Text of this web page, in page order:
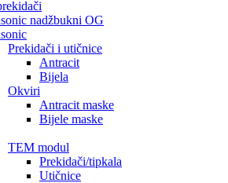
nadžbukni OG
Prekidači i utičnice
Antracit
Bijela
Okviri
Antracit maske
Bijele maske
TEM modul
Prekidači/tipkala
Utičnice